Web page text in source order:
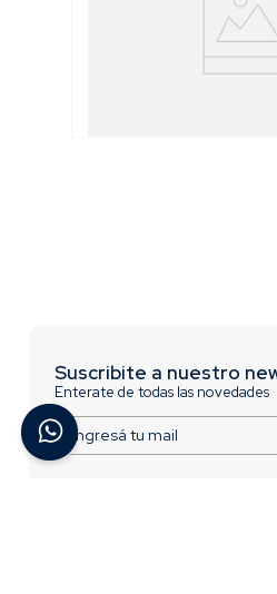
Clavadora
Suscribite a nuestro
Enterate de todas las novedades